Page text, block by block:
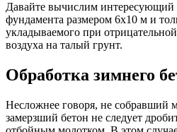
Давайте вычислим интересующий
фундамента размером 6х10 м и
укладываемого при
воздуха на талый грунт.
Обработка зимнего
Несложнее говоря, не собравший
замерзший бетон не следует